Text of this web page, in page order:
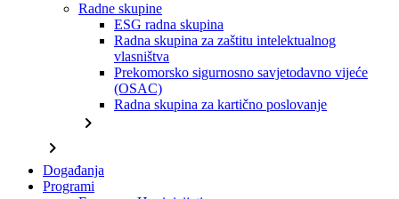
Radne skupine
ESG radna skupina
Radna skupina za zaštitu intelektualnog
vlasništva
Prekomorsko sigurnosno savjetodavno vijeće
(OSAC)
Radna skupina za kartično poslovanje
chevron_right
chevron_right
Događanja
Programi